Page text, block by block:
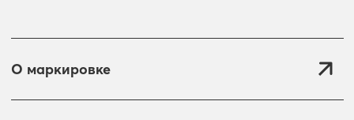
О маркировке